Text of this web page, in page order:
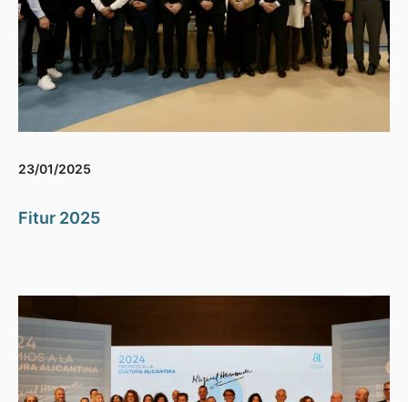
23/01/2025
Fitur 2025